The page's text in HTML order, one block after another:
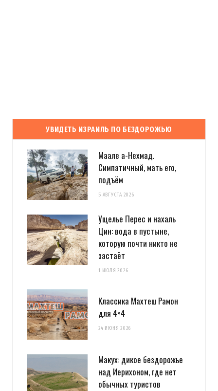
УВИДЕТЬ ИЗРАИЛЬ ПО БЕЗДОРОЖЬЮ
Маале а-Нехмад.
Симпатичный, мать его,
подъём
5 АВГУСТА 2026
Ущелье Перес и нахаль
Цин: вода в пустыне,
которую почти никто не
застаёт
1 ИЮЛЯ 2026
Классика Махтеш Рамон
для 4×4
24 ИЮНЯ 2026
Макух: дикое бездорожье
над Иерихоном, где нет
обычных туристов